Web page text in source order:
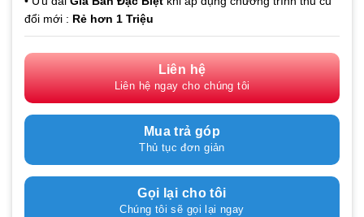
đổi mới : Rẻ hơn 1 Triệu
Liên hệ
Liên hệ ngay cho chúng tôi
Mua trả góp
Thủ tục đơn giản
Gọi lại cho tôi
Chúng tôi sẽ gọi lại ngay